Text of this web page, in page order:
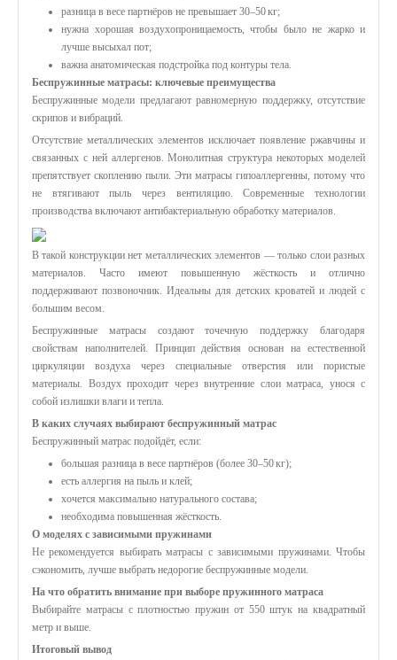
разница в весе партнёров не превышает 30–50 кг;
нужна хорошая воздухопроницаемость, чтобы было не жарко и
лучше высыхал пот;
важна анатомическая подстройка под контуры тела.
Беспружинные матрасы: ключевые преимущества
Беспружинные модели предлагают равномерную поддержку, отсутствие
скрипов и вибраций.
Отсутствие металлических элементов исключает появление ржавчины и
связанных с ней аллергенов. Монолитная структура некоторых моделей
препятствует скоплению пыли. Эти матрасы гипоаллергенны, потому что
не втягивают пыль через вентиляцию. Современные технологии
производства включают антибактериальную обработку материалов.
В такой конструкции нет металлических элементов — только слои разных
материалов. Часто имеют повышенную жёсткость и отлично
поддерживают позвоночник. Идеальны для детских кроватей и людей с
большим весом.
Беспружинные матрасы создают точечную поддержку благодаря
свойствам наполнителей. Принцип действия основан на естественной
циркуляции воздуха через специальные отверстия или пористые
материалы. Воздух проходит через внутренние слои матраса, унося с
собой излишки влаги и тепла.
В каких случаях выбирают беспружинный матрас
Беспружинный матрас подойдёт, если:
большая разница в весе партнёров (более 30–50 кг);
есть аллергия на пыль и клей;
хочется максимально натурального состава;
необходима повышенная жёсткость.
О моделях с зависимыми пружинами
Не рекомендуется выбирать матрасы с зависимыми пружинами. Чтобы
сэкономить, лучше выбрать недорогие беспружинные модели.
На что обратить внимание при выборе пружинного матраса
Выбирайте матрасы с плотностью пружин от 550 штук на квадратный
метр и выше.
Итоговый вывод